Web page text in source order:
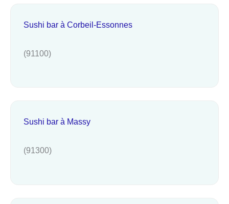
Sushi bar à Corbeil-Essonnes
(91100)
Sushi bar à Massy
(91300)